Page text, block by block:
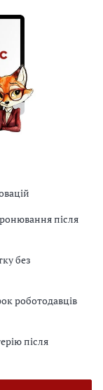
після
без
роботодавців
після